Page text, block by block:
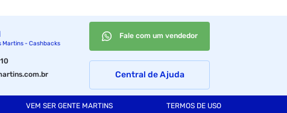
Martins - Cashbacks
Fale com um vendedor
Central de Ajuda
VEM SER GENTE MARTINS TERMOS DE USO